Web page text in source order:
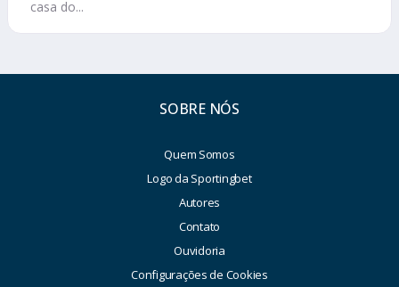
casa do...
SOBRE NÓS
Quem Somos
Logo da Sportingbet
Autores
Contato
Ouvidoria
Configurações de Cookies